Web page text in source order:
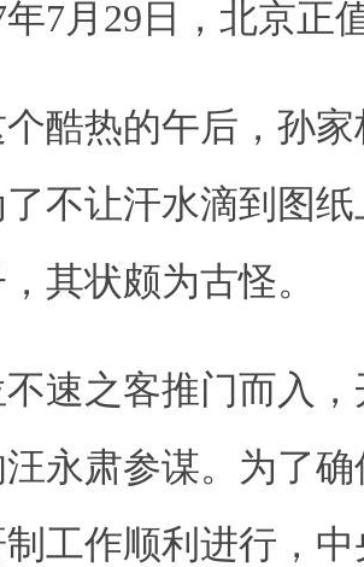
月29日，北京正
热的午后，孙家
不让汗水滴到图
其状颇为古怪。
之客推门而入，
永肃参谋。为了
工作顺利进行，